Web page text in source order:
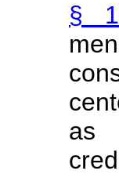
§
as